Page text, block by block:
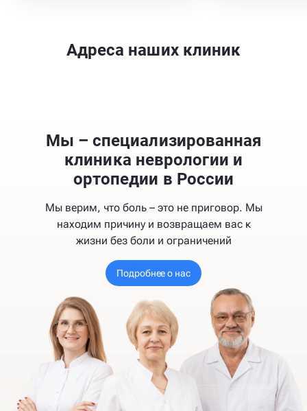
Адреса наших клиник
Мы – специализированная
клиника неврологии и
ортопедии в России
Мы верим, что боль – это не приговор. Мы
находим причину и возвращаем вас к
жизни без боли и ограничений
Подробнее о нас